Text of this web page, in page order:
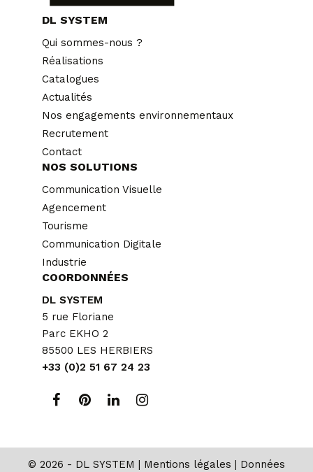
DL SYSTEM
Qui sommes-nous ?
Réalisations
Catalogues
Actualités
Nos engagements environnementaux
Recrutement
Contact
NOS SOLUTIONS
Communication Visuelle
Agencement
Tourisme
Communication Digitale
Industrie
COORDONNÉES
DL SYSTEM
5 rue Floriane
Parc EKHO 2
85500 LES HERBIERS
+33 (0)2 51 67 24 23
© 2026 - DL SYSTEM | Mentions légales | Données